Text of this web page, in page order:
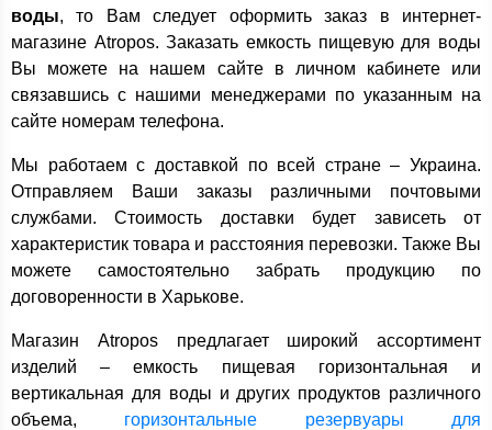
воды, то Вам следует оформить заказ в интернет-
магазине Atropos. Заказать емкость пищевую для воды
Вы можете на нашем сайте в личном кабинете или
связавшись с нашими менеджерами по указанным на
сайте номерам телефона.
Мы работаем с доставкой по всей стране – Украина.
Отправляем Ваши заказы различными почтовыми
службами. Стоимость доставки будет зависеть от
характеристик товара и расстояния перевозки. Также Вы
можете самостоятельно забрать продукцию по
договоренности в Харькове.
Магазин Atropos предлагает широкий ассортимент
изделий – емкость пищевая горизонтальная и
вертикальная для воды и других продуктов различного
объема, горизонтальные резервуары для